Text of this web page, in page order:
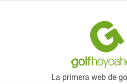
La primera web de